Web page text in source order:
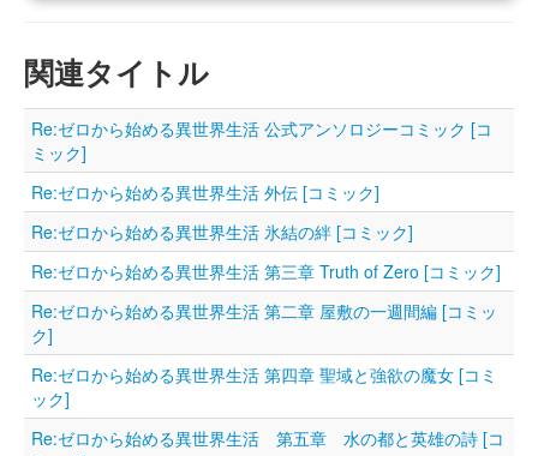
関連タイトル
Re:ゼロから始める異世界生活 公式アンソロジーコミック [コ
ミック]
Re:ゼロから始める異世界生活 外伝 [コミック]
Re:ゼロから始める異世界生活 氷結の絆 [コミック]
Re:ゼロから始める異世界生活 第三章 Truth of Zero [コミック]
Re:ゼロから始める異世界生活 第二章 屋敷の一週間編 [コミッ
ク]
Re:ゼロから始める異世界生活 第四章 聖域と強欲の魔女 [コミ
ック]
Re:ゼロから始める異世界生活 第五章 水の都と英雄の詩 [コ